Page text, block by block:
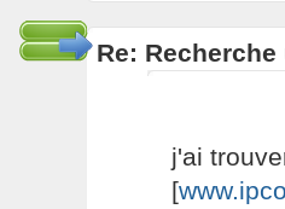
Re:
j'ai
[